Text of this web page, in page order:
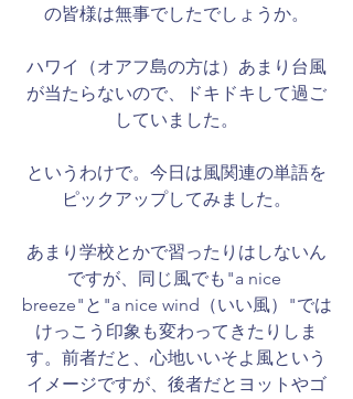
の皆様は無事でしたでしょうか。​
ハワイ（オアフ島の方は）あまり台風
が当たらないので、ドキドキして過ご
していました。
というわけで。今日は風関連の単語を
ピックアップしてみました。
あまり学校とかで習ったりはしないん
ですが、同じ風でも"a nice
breeze"と"a nice wind（いい風）"では
けっこう印象も変わってきたりしま
す。前者だと、心地いいそよ風という
イメージですが、後者だとヨットやゴ